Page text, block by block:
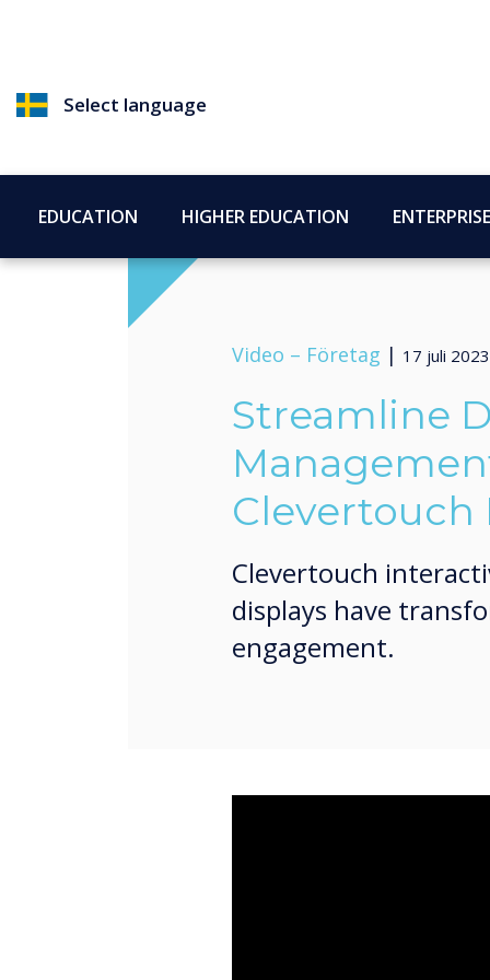
Select language
EDUCATION HIGHER EDUCATION ENTERPRISE
Video – Företag | 17 juli 2023
Streamline
Clevertouch
Clevertouch
displays have
engagement.